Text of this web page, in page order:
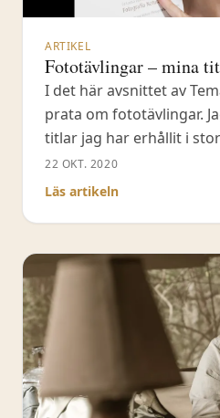
ARTIKEL
Fototävlingar – mina
I det här avsnittet av
prata om fototävlingar.
titlar jag har erhållit i
fototävlingar - från åren
dig också mina bästa råd
22 OKT. 2020
Läs artikeln